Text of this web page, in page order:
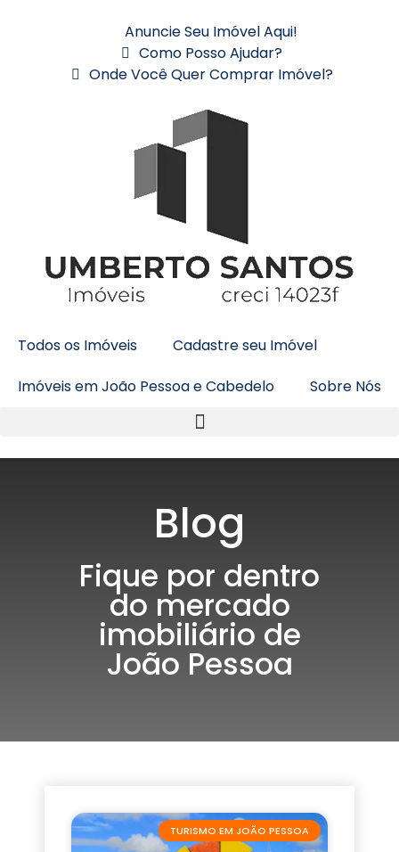
Anuncie Seu Imóvel Aqui!
Como Posso Ajudar?
Onde Você Quer Comprar Imóvel?
Todos os Imóveis
Cadastre seu Imóvel
Imóveis em João Pessoa e Cabedelo
Sobre Nós
Blog
Fique por dentro
do mercado
imobiliário de
João Pessoa
TURISMO EM JOÃO PESSOA